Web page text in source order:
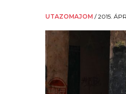
UTAZOMAJOM /2015.